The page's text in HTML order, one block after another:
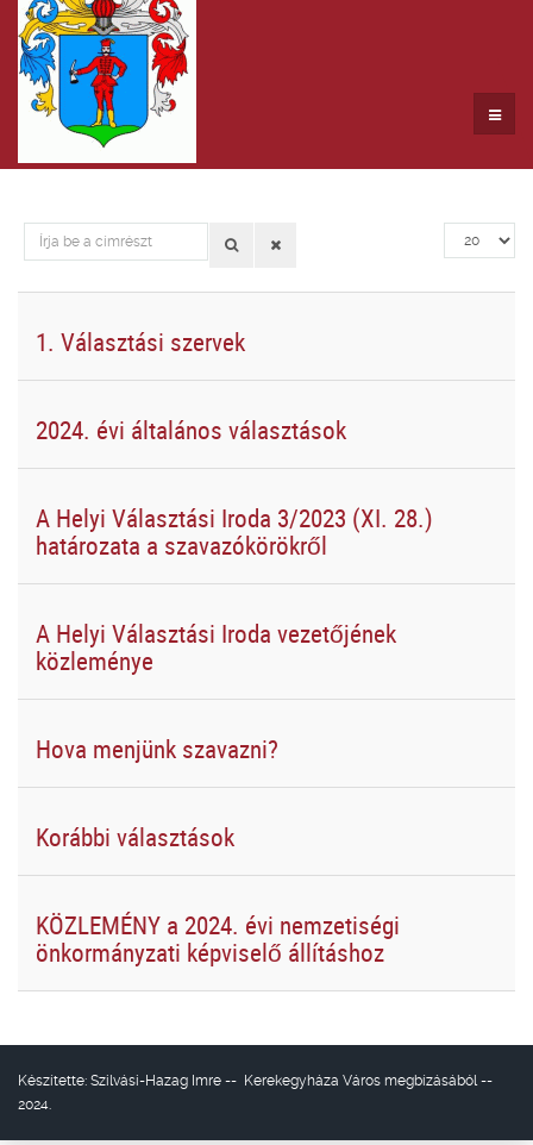
Írja
be
Tételek
#
1. Választási szervek
2024. évi általános választások
A Helyi Választási Iroda 3/2023 (XI. 28.)
határozata a szavazókörökről
A Helyi Választási Iroda vezetőjének
közleménye
Hova menjünk szavazni?
Korábbi választások
KÖZLEMÉNY a 2024. évi nemzetiségi
önkormányzati képviselő állításhoz
Készítette: Szilvási-Hazag Imre -- Kerekegyháza Város megbízásából --
2024.